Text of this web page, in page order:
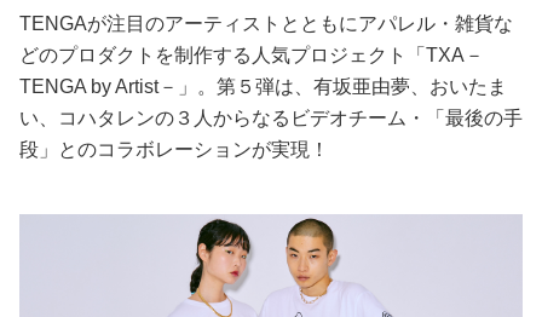
恋愛/結婚/離婚
美容/健康
妊娠/出産/家族
TENGAが注目のアーティストとともにアパレル・雑貨な
どのプロダクトを制作する人気プロジェクト「TXA－
TENGA by Artist－」。第５弾は、有坂亜由夢、おいたま
い、コハタレンの３人からなるビデオチーム・「最後の手
段」とのコラボレーションが実現！